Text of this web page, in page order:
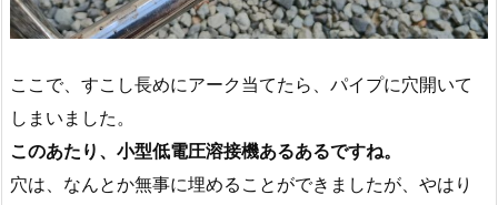
ここで、すこし長めにアーク当てたら、パイプに穴開いて
しまいました。
このあたり、小型低電圧溶接機あるあるですね。
穴は、なんとか無事に埋めることができましたが、やはり